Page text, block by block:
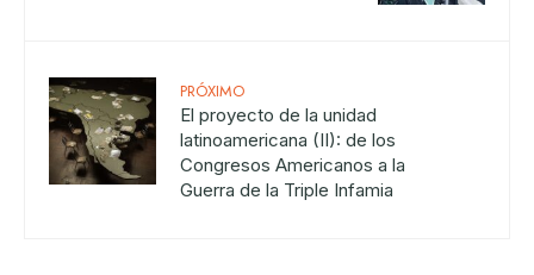
PRÓXIMO
El proyecto de la unidad
latinoamericana (II): de los
Congresos Americanos a la
Guerra de la Triple Infamia